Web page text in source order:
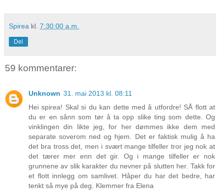
Spirea kl. 7:30:00 a.m.
Del
59 kommentarer:
Unknown 31. mai 2013 kl. 08:11
Hei spirea! Skal si du kan dette med å utfordre! SÅ flott at
du er en sånn som tør å ta opp slike ting som dette. Og
vinklingen din likte jeg, for her dømmes ikke dem med
separate soverom ned og hjem. Det er faktisk mulig å ha
det bra tross det, men i svært mange tilfeller tror jeg nok at
det tærer mer enn det gir. Og i mange tilfeller er nok
grunnene av slik karakter du nevner på slutten her. Takk for
et flott innlegg om samlivet. Håper du har det bedre, har
tenkt så mye på deg. Klemmer fra Elena